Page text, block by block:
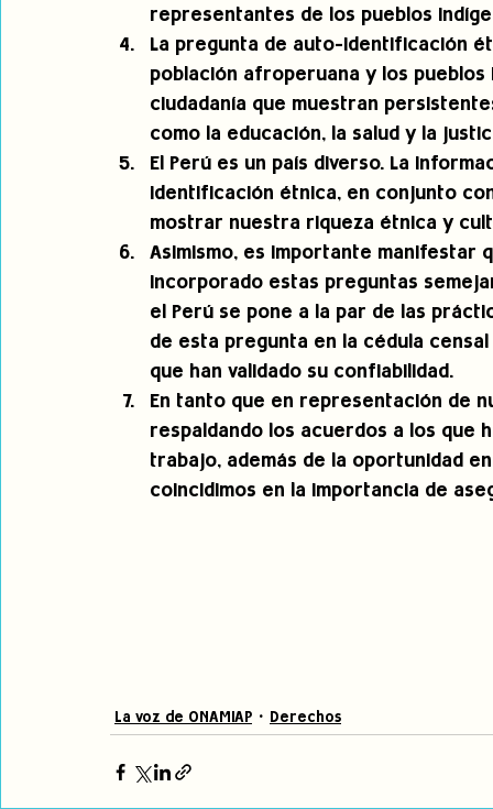
representantes de los pueblos
La pregunta de auto-identificación
población afroperuana y los
ciudadanía que muestran
como la educación, la salud y la
El Perú es un país diverso. La
identificación étnica, en conjunto
mostrar nuestra riqueza étnica y
Asimismo, es importante manifestar
incorporado estas preguntas
el Perú se pone a la par de las
de esta pregunta en la cédula
que han validado su confiabilidad.
En tanto que en representación de
respaldando los acuerdos a los que
trabajo, además de la oportunidad
coincidimos en la importancia de
La voz de ONAMIAP Derechos